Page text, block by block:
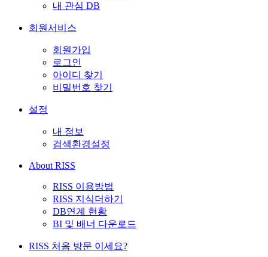
내 관심 DB
회원서비스
회원가입
로그인
아이디 찾기
비밀번호 찾기
설정
내 정보
검색환경설정
About RISS
RISS 이용방법
RISS 지식더하기
DB연계 현황
BI 및 배너 다운로드
RISS 처음 방문 이세요?